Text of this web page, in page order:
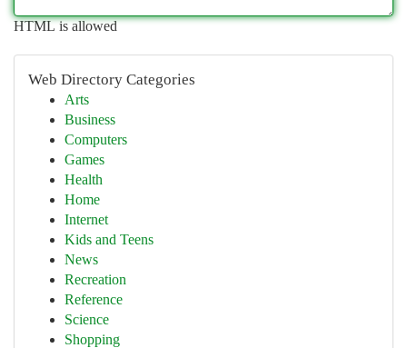
HTML is allowed
Web Directory Categories
Arts
Business
Computers
Games
Health
Home
Internet
Kids and Teens
News
Recreation
Reference
Science
Shopping